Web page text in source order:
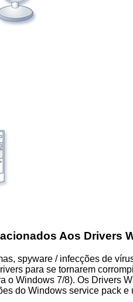
Aos Drivers
spyware / infecções de
para se tornarem
o Windows 7/8). Os Drivers
do Windows service pack e